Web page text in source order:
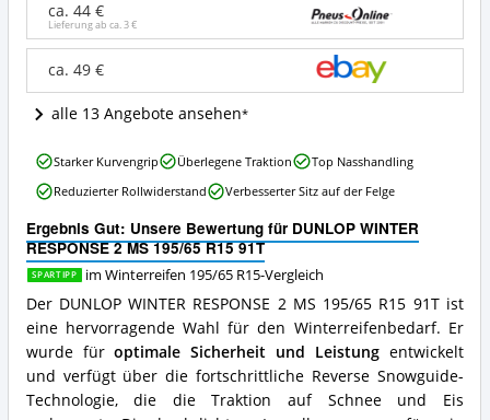
195/65
R15
Angebote:
Wo
dieser
Winterreifen
195/65
R15
erhältlich?
ca. 44 €
Lieferung ab ca.3 €
ca. 49 €
alle 13 Angebote ansehen
Ergebnis Gut: Unsere Bewertung für DUNLOP WINTER
RESPONSE 2 MS 195/65 R15 91T
SPARTIPP im Winterreifen 195/65 R15-Vergleich
Der DUNLOP WINTER RESPONSE 2 MS 195/65 R15 91T ist
eine hervorragende Wahl für den Winterreifenbedarf. Er
wurde füroptimale Sicherheit und Leistungentwickelt
und verfügt über die fortschrittliche Reverse Snowguide-
Technologie, die die Traktion auf Schnee und Eis
DUNLOP
WINTER
RESPONSE
MS
195/65
R15
91T
Vorteile:
Was
spricht
für
diesen
Winterreifen
Starker Kurvengrip Überlegene Traktion
Top Nasshandling
Reduzierter Rollwiderstand
Verbesserter Sitz auf der Felge